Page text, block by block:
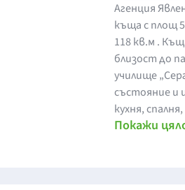
Агенция
къща с площ
118 кв.м .
близост до
училище
състояние и
кухня,
Покажи